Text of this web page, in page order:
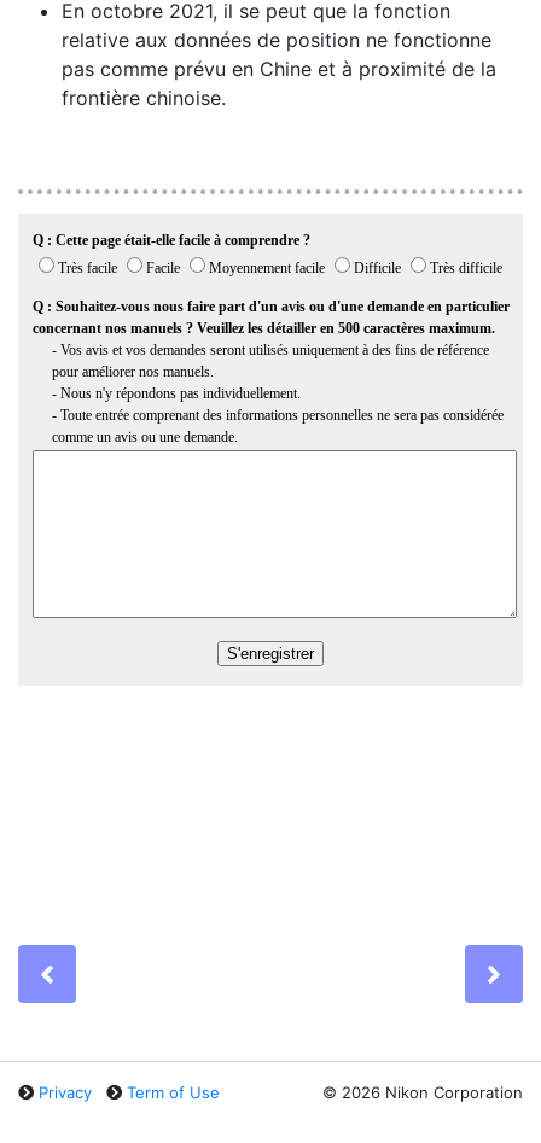
En octobre 2021, il se peut que la fonction
relative aux données de position ne fonctionne
pas comme prévu en Chine et à proximité de la
frontière chinoise.
Privacy Term of Use © 2026 Nikon Corporation